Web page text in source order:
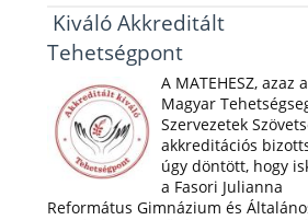
Kiváló Akkreditált
Tehetségpont
A MATEHESZ, azaz a
Magyar
Szervezetek
akkreditációs
úgy döntött, hogy
a Fasori Julianna
Református Gimnázium és